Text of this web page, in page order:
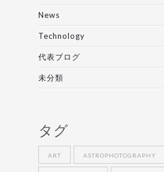
News
Technology
代表ブログ
未分類
タグ
ART ASTROPHOTOGRAPHY